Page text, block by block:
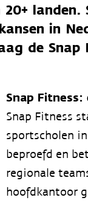
20+
in
de
Snap Fitness:
Snap Fitness
sportscholen
beproefd en
regionale
hoofdkantoor